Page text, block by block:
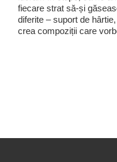
fiecare strat să-și
diferite – suport de
crea compoziții care